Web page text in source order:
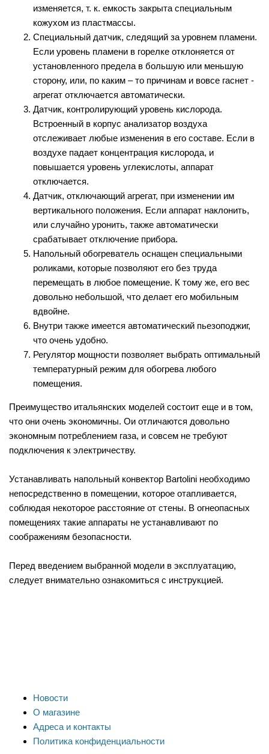
изменяется, т. к. емкость закрыта специальным
кожухом из пластмассы.
Специальный датчик, следящий за уровнем пламени.
Если уровень пламени в горелке отклоняется от
установленного предела в большую или меньшую
сторону, или, по каким – то причинам и вовсе гаснет -
агрегат отключается автоматически.
Датчик, контролирующий уровень кислорода.
Встроенный в корпус анализатор воздуха
отслеживает любые изменения в его составе. Если в
воздухе падает концентрация кислорода, и
повышается уровень углекислоты, аппарат
отключается.
Датчик, отключающий агрегат, при изменении им
вертикального положения. Если аппарат наклонить,
или случайно уронить, также автоматически
срабатывает отключение прибора.
Напольный обогреватель оснащен специальными
роликами, которые позволяют его без труда
перемещать в любое помещение. К тому же, его вес
довольно небольшой, что делает его мобильным
вдвойне.
Внутри также имеется автоматический пьезоподжиг,
что очень удобно.
Регулятор мощности позволяет выбрать оптимальный
температурный режим для обогрева любого
помещения.
Преимущество итальянских моделей состоит еще и в том,
что они очень экономичны. Ои отличаются довольно
экономным потреблением газа, и совсем не требуют
подключения к электричеству.
Устанавливать напольный конвектор Bartolini необходимо
непосредственно в помещении, которое отапливается,
соблюдая некоторое расстояние от стены. В огнеопасных
помещениях такие аппараты не устанавливают по
соображениям безопасности.
Перед введением выбранной модели в эксплуатацию,
следует внимательно ознакомиться с инструкцией.
Новости
О магазине
Адреса и контакты
Политика конфиденциальности